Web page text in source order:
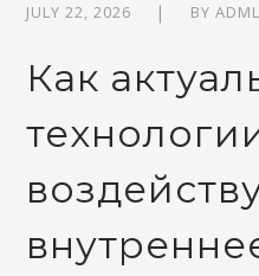
JULY 22, 2026 BY
Как